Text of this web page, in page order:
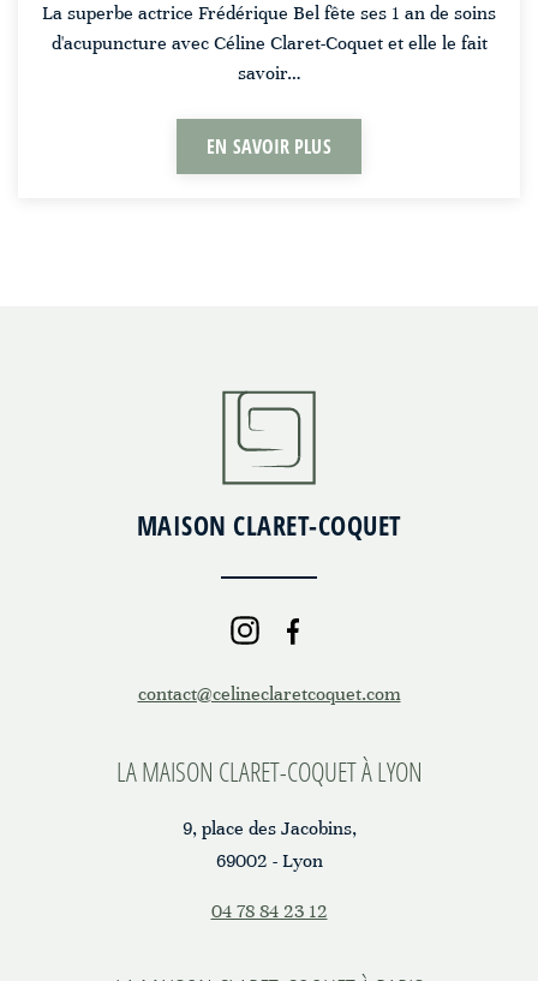
La superbe actrice Frédérique Bel fête ses 1 an de soins
d'acupuncture avec Céline Claret-Coquet et elle le fait
savoir…
EN SAVOIR PLUS
LA MAISON CLARET-COQUET À LYON
9, place des Jacobins,
69002 - Lyon
04 78 84 23 12
MAISON CLARET-COQUET
contact@celineclaretcoquet.com